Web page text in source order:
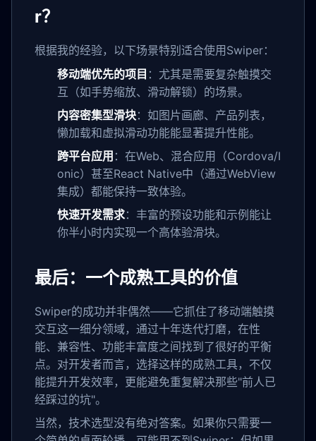
r？
根据我的经验，以下场景特别适合使用Swiper：
移动端优先的项目 ：尤其是需要复杂触摸交
互（如手势缩放、滑动解锁）的场景。
内容密集型滑块：如图片画廊、产品列表，
懒加载和虚拟滑动功能能显著提升性能。
跨平台应用 ：在Web、混合应用（Cordova/I
onic）甚至React Native中（通过WebView
集成）都能保持一致体验。
快速开发需求：丰富的预设功能和示例能让
你半小时内实现一个高体验滑块。
最后：一个成熟工具的价值
Swiper的成功并非偶然——它抓住了移动端触摸
交互这一细分领域，通过十年迭代打磨，在性
能、兼容性、功能丰富度之间找到了很好的平衡
点。对开发者而言，选择这样的成熟工具，不仅
能提升开发效率，更能避免重复解决那些"前人已
经踩过的坑"。
当然，技术选型没有绝对答案。如果你只需要一